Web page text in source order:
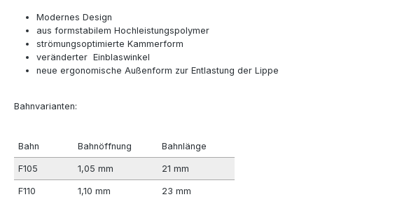
Modernes Design
aus formstabilem Hochleistungspolymer
strömungsoptimierte Kammerform
veränderter Einblaswinkel
neue ergonomische Außenform zur Entlastung der Lippe
Bahnvarianten:
Bahn Bahnöffnung Bahnlänge
F105 1,05 mm 21 mm
F110 1,10 mm 23 mm